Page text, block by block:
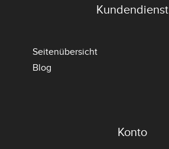
Kundendienst
Seitenübersicht
Blog
Konto